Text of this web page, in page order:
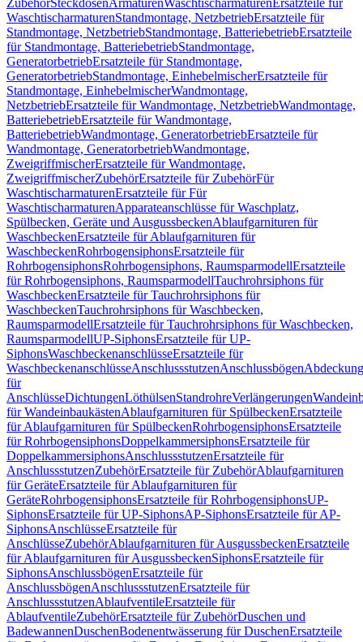
ZubehörSteckdosenArmaturenWaschtischarmaturen Ersatzteile für
WaschtischarmaturenStandmontage, NetzbetriebErsatzteile für
Standmontage, NetzbetriebStandmontage, BatteriebetriebErsatzteile
für Standmontage, BatteriebetriebStandmontage,
GeneratorbetriebErsatzteile für Standmontage,
GeneratorbetriebStandmontage, EinhebelmischerErsatzteile für
Standmontage, EinhebelmischerWandmontage,
NetzbetriebErsatzteile für Wandmontage, NetzbetriebWandmontage,
BatteriebetriebErsatzteile für Wandmontage,
BatteriebetriebWandmontage, GeneratorbetriebErsatzteile für
Wandmontage, GeneratorbetriebWandmontage,
ZweigriffmischerErsatzteile für Wandmontage,
ZweigriffmischerZubehörErsatzteile für ZubehörFür
WaschtischarmaturenErsatzteile für Für
WaschtischarmaturenApparateanschlüsse für Waschplatz,
Spülbecken, Geräte und AusgussbeckenAblaufgarnituren für
WaschbeckenErsatzteile für Ablaufgarnituren für
WaschbeckenRohrbogensiphonsErsatzteile für
RohrbogensiphonsRohrbogensiphons, RaumsparmodellErsatzteile
für Rohrbogensiphons, RaumsparmodellTauchrohrsiphons für
WaschbeckenErsatzteile für Tauchrohrsiphons für
WaschbeckenTauchrohrsiphons für Waschbecken,
RaumsparmodellErsatzteile für Tauchrohrsiphons für Waschbecken,
RaumsparmodellUP-SiphonsErsatzteile für UP-
SiphonsWaschbeckenanschlüsseErsatzteile für
WaschbeckenanschlüsseAnschlussstutzenAnschlussbögen
für
AnschlüsseDichtungenLöthülsenStandrohreVerlängerungen
für WandeinbaukästenAblaufgarnituren für SpülbeckenErsatzteile
für Ablaufgarnituren für SpülbeckenRohrbogensiphonsErsatzteile
für RohrbogensiphonsDoppelkammersiphonsErsatzteile für
DoppelkammersiphonsAnschlussstutzenErsatzteile für
AnschlussstutzenZubehörErsatzteile für ZubehörAblaufgarnituren
für GeräteErsatzteile für Ablaufgarnituren für
GeräteRohrbogensiphonsErsatzteile für RohrbogensiphonsUP-
SiphonsErsatzteile für UP-SiphonsAP-SiphonsErsatzteile für AP-
SiphonsAnschlüsseErsatzteile für
AnschlüsseZubehörAblaufgarnituren für AusgussbeckenErsatzteile
für Ablaufgarnituren für AusgussbeckenSiphonsErsatzteile für
SiphonsAnschlussbögenErsatzteile für
AnschlussbögenAnschlussstutzenErsatzteile für
AnschlussstutzenAblaufventileErsatzteile für
AblaufventileZubehörErsatzteile für ZubehörDuschen und
BadewannenDuschenBodenentwässerung für DuschenErsatzteile